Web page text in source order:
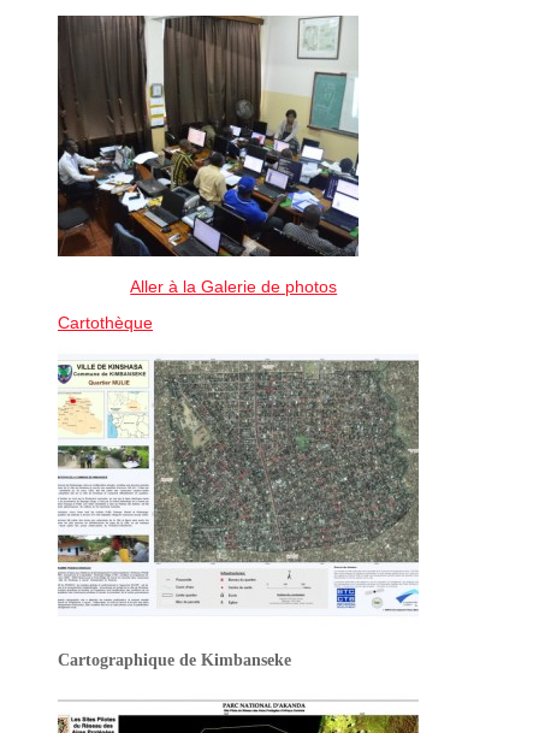
Aller à la Galerie de photos
Cartothèque
Cartographique de Kimbanseke